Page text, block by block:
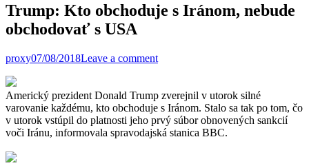
Trump: Kto obchoduje s Iránom, nebude
obchodovať s USA
proxy07/08/2018Leave a comment
Americký prezident Donald Trump zverejnil v utorok silné
varovanie každému, kto obchoduje s Iránom. Stalo sa tak po tom, čo
v utorok vstúpil do platnosti jeho prvý súbor obnovených sankcií
voči Iránu, informovala spravodajská stanica BBC.